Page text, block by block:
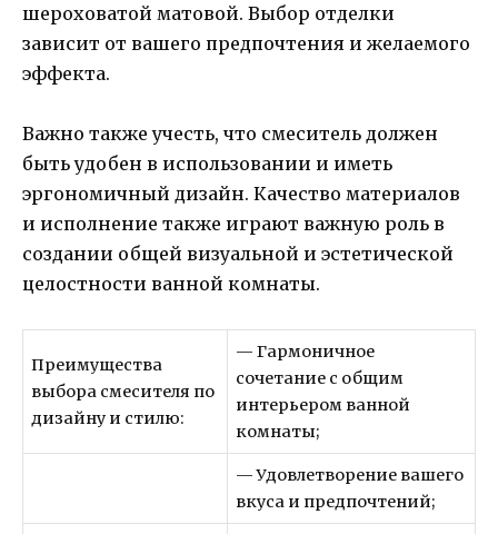
шероховатой матовой. Выбор отделки
зависит от вашего предпочтения и желаемого
эффекта.
Важно также учесть, что смеситель должен
быть удобен в использовании и иметь
эргономичный дизайн. Качество материалов
и исполнение также играют важную роль в
создании общей визуальной и эстетической
целостности ванной комнаты.
Преимущества
выбора смесителя по
дизайну и стилю:
— Гармоничное
сочетание с общим
интерьером ванной
комнаты;
— Удовлетворение вашего
вкуса и предпочтений;